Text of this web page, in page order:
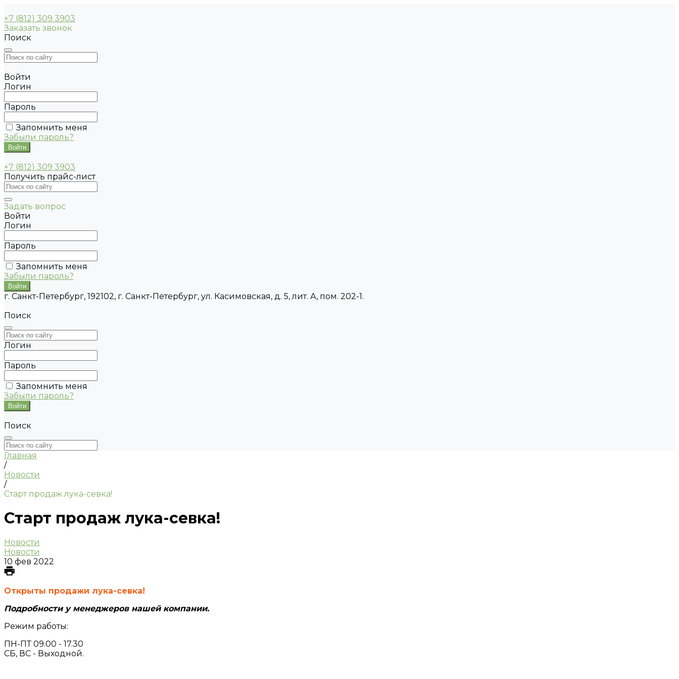
+7 (812) 309 3903
Заказать звонок
Поиск
Войти
Логин
Пароль
Запомнить меня
Забыли пароль?
+7 (812) 309 3903
Получить прайс-лист
Задать вопрос
Войти
Логин
Пароль
Запомнить меня
Забыли пароль?
г. Санкт-Петербург, 192102, г. Санкт-Петербург, ул. Касимовская, д. 5, лит. А, пом. 202-1.
Поиск
Логин
Пароль
Запомнить меня
Забыли пароль?
Поиск
Главная
/
Новости
/
Старт продаж лука-севка!
Старт продаж лука-севка!
Новости
Новости
10 фев 2022
Открыты продажи лука-севка!
Подробности у менеджеров нашей компании.
Режим работы:
ПН-ПТ 09.00 - 17.30
СБ, ВС - Выходной.